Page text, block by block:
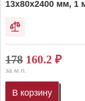
13х80х2400 мм, 1
178 160.2 ₽
за м.п.
В корзину